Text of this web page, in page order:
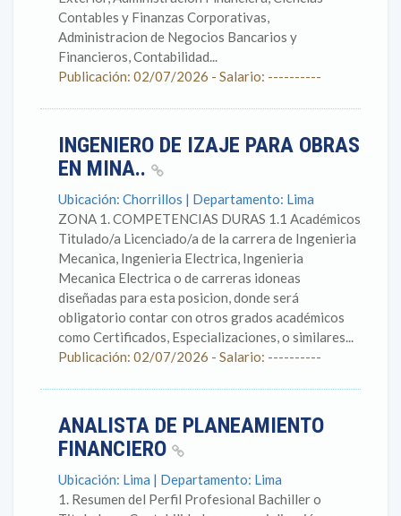
Contables y Finanzas Corporativas,
Administracion de Negocios Bancarios y
Financieros, Contabilidad...
Publicación: 02/07/2026 - Salario: ----------
INGENIERO DE IZAJE PARA OBRAS
EN MINA..
Ubicación: Chorrillos | Departamento: Lima
ZONA 1. COMPETENCIAS DURAS 1.1 Académicos
Titulado/a Licenciado/a de la carrera de Ingenieria
Mecanica, Ingenieria Electrica, Ingenieria
Mecanica Electrica o de carreras idoneas
diseñadas para esta posicion, donde será
obligatorio contar con otros grados académicos
como Certificados, Especializaciones, o similares...
Publicación: 02/07/2026 - Salario: ----------
ANALISTA DE PLANEAMIENTO
FINANCIERO
Ubicación: Lima | Departamento: Lima
1. Resumen del Perfil Profesional Bachiller o